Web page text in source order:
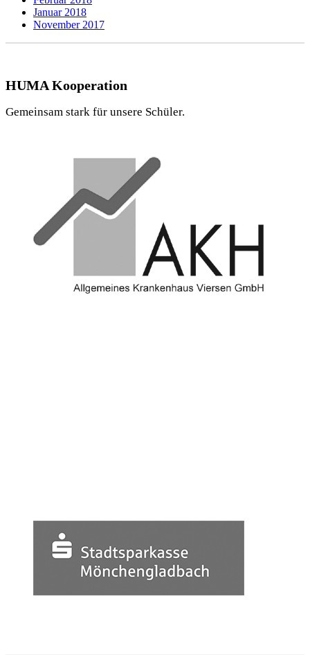
Januar 2018
November 2017
HUMA Kooperation
Gemeinsam stark für unsere Schüler.